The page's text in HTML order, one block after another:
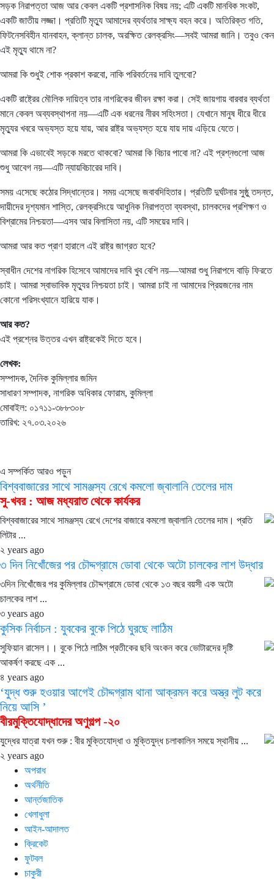
সড়ক নিরাপত্তা আজ আর কেবল একটি প্রশাসনিক বিষয় নয়; এটি একটি মানবিক সংকট,
একটি জাতীয় লজ্জা। প্রতিটি মৃত্যু আমাদের ব্যর্থতার সাক্ষ্য বহন করে। অতিরিক্ত গতি,
ফিটনেসবিহীন যানবাহন, ক্লান্ত চালক, অরক্ষিত রেলক্রসিং—সবই আমরা জানি। তবুও কেন
এই মৃত্যু থামে না?
আমরা কি শুধুই শোক প্রকাশ করবো, নাকি পরিবর্তনের দাবি তুলবো?
একটি রাষ্ট্রের মৌলিক দায়িত্ব তার নাগরিকের জীবন রক্ষা করা। সেই জায়গায় বারবার ব্যর্থতা
মানে কেবল অব্যবস্থাপনা নয়—এটি এক ধরনের নীরব সহিংসতা। যেখানে মানুষ ধীরে ধীরে
মৃত্যুর খবরে অভ্যস্ত হয়ে যায়, আর রাষ্ট্র অভ্যস্ত হয়ে যায় দায় এড়িয়ে যেতে।
আমরা কি এভাবেই সড়কে মরতে থাকবো? আমরা কি বিচার পাবো না? এই প্রশ্নগুলো আজ
শুধু আবেগ নয়—এটি ন্যায়বিচারের দাবি।
সময় এসেছে কঠোর সিদ্ধান্তের। সময় এসেছে জবাবদিহিতার। প্রতিটি দুর্ঘটনার সুষ্ঠু তদন্ত,
দায়ীদের দৃশ্যমান শাস্তি, রেলক্রসিংয়ে আধুনিক নিরাপত্তা ব্যবস্থা, চালকদের প্রশিক্ষণ ও
বিশ্রামের নিশ্চয়তা—এসব আর বিলাসিতা নয়, এটি সময়ের দাবি।
আমরা আর কত প্রাণ হারালে এই রাষ্ট্র জাগ্রত হবে?
স্বাধীন দেশের নাগরিক হিসেবে আমাদের দাবি খুব বেশি নয়—আমরা শুধু নিরাপদে বাড়ি ফিরতে
চাই। আমরা স্বাভাবিক মৃত্যুর নিশ্চয়তা চাই। আমরা চাই না আমাদের প্রিয়জনের নাম
কোনো পরিসংখ্যানে হারিয়ে যাক।
আরকত?
এই প্রশ্নের উত্তর এখন রাষ্ট্রকেই দিতে হবে।
লেখক:
সম্পাদক, দৈনিক কুমিল্লার জমিন
সাধারণ সম্পাদক, নাগরিক অধিকার ফোরাম, কুমিল্লা
মোবাইল: ০১৭১১-৩৮৮৩০৮
তারিখ: ২৭.০৩.২০২৬
এ সম্পর্কিত আরও পড়ুন
বিশ্ববাজারের সাথে সামঞ্জস্য রেখে কমলো জ্বালানি তেলের দাম
সু-খবর : আজ মধ্যরাত থেকে কার্যকর
বিশ্ববাজারের সাথে সামঞ্জস্য রেখে দেশের বাজারে কমলো জ্বালানি তেলের দাম। প্রতি
লিটার ...
২ years ago
৩ দিন নিখোঁজের পর চৌদ্দগ্রামে ডোবা থেকে অটো চালকের লাশ উদ্ধার
৩দিন নিখোঁজের পর কুমিল্লার চৌদ্দগ্রামে ডোবা থেকে ১৩ বছর বয়সী এক অটো
চালকের লাশ ...
৩ years ago
কুসিক নির্বাচন : যুবকের বুকে পিঠে ঘুরছে লাঠিম
সুফিয়ান রাসেল।। বুকে পিঠে লাঠিম প্রতীকের ছবি অংকন করে ভোটারদের দৃষ্টি
আকর্ষণ করছে এক ...
৪ years ago
‘যুদ্ধ শুরু হওয়ার আগেই চৌদ্দগ্রাম থানা আক্রমন করে অস্ত্র লুট করে
নিয়ে আসি ’
বীরমুক্তিযোদ্ধাদের অণুগল্প -২০
যুদ্ধের যাত্রা যখন শুরু : বীর মুক্তিযোদ্ধা ও মুক্তিযুদ্ধ চলাকালিন সময়ে স্থানীয় ...
২ years ago
অপরাধ
অর্থনীতি
আর্ন্তজাতিক
খেলাধুলা
আইন-আদালত
ক্রিকেট
ফুটবল
চাকুরী